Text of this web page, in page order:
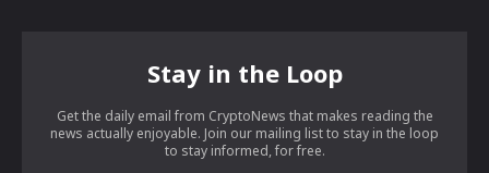
Stay in the Loop
Get the daily email from CryptoNews that makes reading the
news actually enjoyable. Join our mailing list to stay in the loop
to stay informed, for free.